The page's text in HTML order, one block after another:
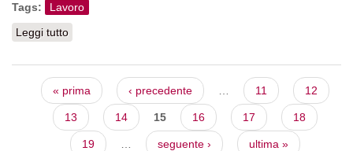
Tags:
Lavoro
Leggi tutto
Pagine
« prima ‹ precedente 11 12
13 14 15 16 17 18
19 seguente › ultima »